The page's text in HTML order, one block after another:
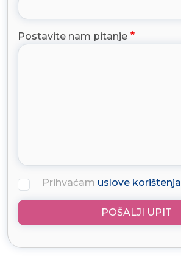
Postavite nam pitanje
Prihvaćam uslove korištenja
POŠALJI UPIT